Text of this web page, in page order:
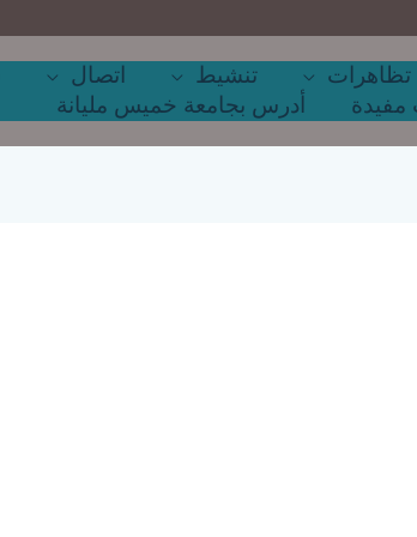
تظاهرات تنشيط اتصال
مفيدة أدرس بجامعة خميس مليانة